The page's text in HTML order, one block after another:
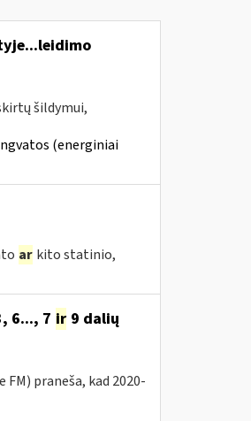
šildymui,
(energiniai
ar kito statinio,
6..., 7 ir9 dalių
praneša, kad 2020-